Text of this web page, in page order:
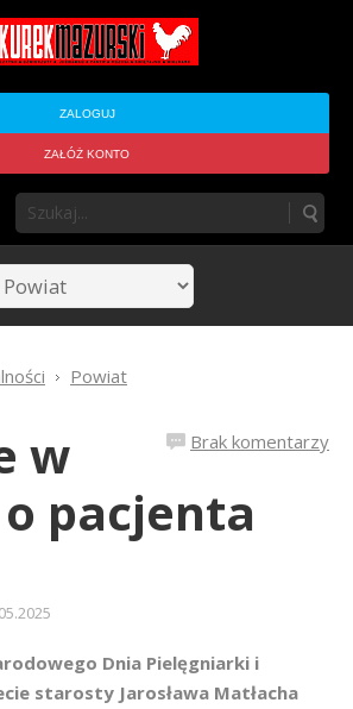
ZALOGUJ
ZAŁÓŻ KONTO
Powiat
Brak komentarzy
w
pacjenta
Dnia Pielęgniarki i
starosty Jarosława Matłacha